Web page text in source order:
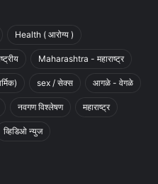
Health ( आरोग्य )
Maharashtra - महाराष्ट्र
sex / सेक्स आगळे - वेगळे
नवगण विश्लेषण महाराष्ट्र
व्हिडिओ न्युज